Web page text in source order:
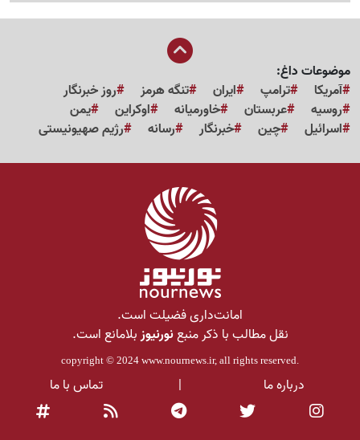
موضوعات داغ:
آمریکا
ترامپ ایران تنگه هرمز
روز خبرنگار
روسیه
عربستان خاورمیانه اوکراین
یمن
اسرائیل
چین خبرنگار رسانه رژیم صهیونیستی
امانت‌داری فضیلت است.
نقل مطالب با ذکر منبعنورنیوزبلامانع است.
copyright © 2024 www.nournews.ir, all rights reserved.
درباره ما | تماس با ما